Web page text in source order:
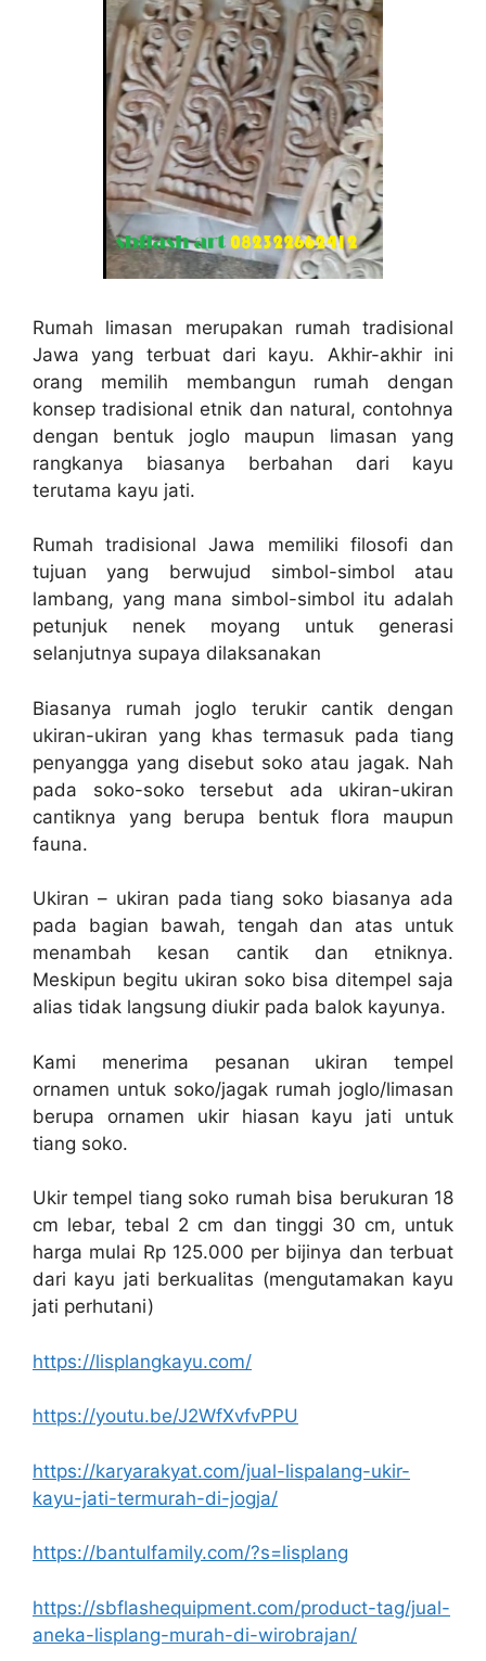
Rumah limasan merupakan rumah tradisional
Jawa yang terbuat dari kayu. Akhir-akhir ini
orang memilih membangun rumah dengan
konsep tradisional etnik dan natural, contohnya
dengan bentuk joglo maupun limasan yang
rangkanya biasanya berbahan dari kayu
terutama kayu jati.
Rumah tradisional Jawa memiliki filosofi dan
tujuan yang berwujud simbol-simbol atau
lambang, yang mana simbol-simbol itu adalah
petunjuk nenek moyang untuk generasi
selanjutnya supaya dilaksanakan
Biasanya rumah joglo terukir cantik dengan
ukiran-ukiran yang khas termasuk pada tiang
penyangga yang disebut soko atau jagak. Nah
pada soko-soko tersebut ada ukiran-ukiran
cantiknya yang berupa bentuk flora maupun
fauna.
Ukiran – ukiran pada tiang soko biasanya ada
pada bagian bawah, tengah dan atas untuk
menambah kesan cantik dan etniknya.
Meskipun begitu ukiran soko bisa ditempel saja
alias tidak langsung diukir pada balok kayunya.
Kami menerima pesanan ukiran tempel
ornamen untuk soko/jagak rumah joglo/limasan
berupa ornamen ukir hiasan kayu jati untuk
tiang soko.
Ukir tempel tiang soko rumah bisa berukuran 18
cm lebar, tebal 2 cm dan tinggi 30 cm, untuk
harga mulai Rp 125.000 per bijinya dan terbuat
dari kayu jati berkualitas (mengutamakan kayu
jati perhutani)
https://lisplangkayu.com/
https://youtu.be/J2WfXvfvPPU
https://karyarakyat.com/jual-lispalang-ukir-
kayu-jati-termurah-di-jogja/
https://bantulfamily.com/?s=lisplang
https://sbflashequipment.com/product-tag/jual-
aneka-lisplang-murah-di-wirobrajan/